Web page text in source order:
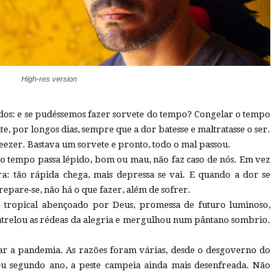
High-res version
e se pudéssemos fazer sorvete do tempo? Congelar o tempo
por longos dias, sempre que a dor batesse e maltratasse o ser.
Bastava um sorvete e pronto, todo o mal passou.
tempo passa lépido, bom ou mau, não faz caso de nós. Em vez
tão rápida chega, mais depressa se vai. E quando a dor se
se, não há o que fazer, além de sofrer.
abençoado por Deus, promessa de futuro luminoso,
as rédeas da alegria e mergulhou num pântano sombrio.
pandemia. As razões foram várias, desde o desgoverno do
ano, a peste campeia ainda mais desenfreada. Não